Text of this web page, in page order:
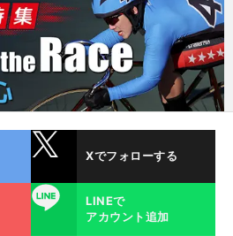
Xでフォローする
LINE
LINEで
アカウント追加